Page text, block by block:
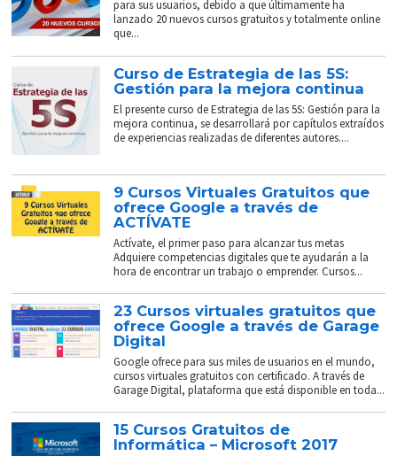
para sus usuarios, debido a que últimamente ha
lanzado 20 nuevos cursos gratuitos y totalmente online
que...
Curso de Estrategia de las 5S:
Gestión para la mejora continua
El presente curso de Estrategia de las 5S: Gestión para la
mejora continua, se desarrollará por capítulos extraídos
de experiencias realizadas de diferentes autores....
9 Cursos Virtuales Gratuitos que
ofrece Google a través de
ACTÍVATE
Actívate, el primer paso para alcanzar tus metas
Adquiere competencias digitales que te ayudarán a la
hora de encontrar un trabajo o emprender. Cursos...
23 Cursos virtuales gratuitos que
ofrece Google a través de Garage
Digital
Google ofrece para sus miles de usuarios en el mundo,
cursos virtuales gratuitos con certificado. A través de
Garage Digital, plataforma que está disponible en toda...
15 Cursos Gratuitos de
Informática – Microsoft 2017